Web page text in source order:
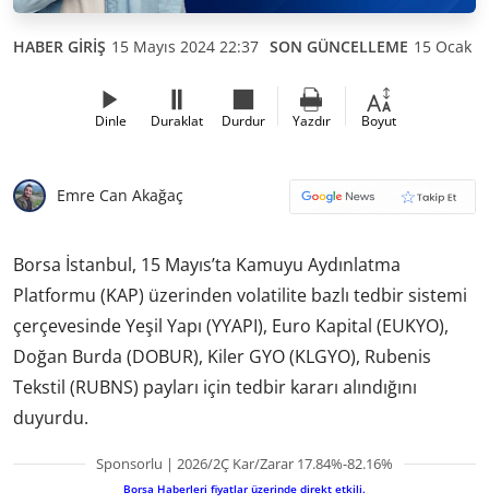
HABER GİRİŞ 15 Mayıs 2024 22:37 SON GÜNCELLEME 15 Ocak
Dinle Duraklat Durdur Yazdır Boyut
Emre Can Akağaç
Borsa İstanbul, 15 Mayıs’ta Kamuyu Aydınlatma
Platformu (KAP) üzerinden volatilite bazlı tedbir sistemi
çerçevesinde Yeşil Yapı (YYAPI), Euro Kapital (EUKYO),
Doğan Burda (DOBUR), Kiler GYO (KLGYO), Rubenis
Tekstil (RUBNS) payları için tedbir kararı alındığını
duyurdu.
Sponsorlu | 2026/2Ç Kar/Zarar 17.84%-82.16%
Borsa Haberleri fiyatlar üzerinde direkt etkili.